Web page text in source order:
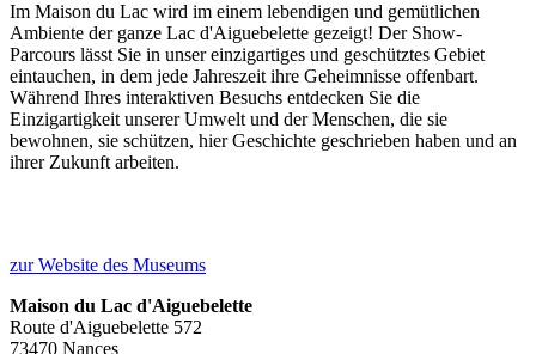
Im Maison du Lac wird im einem lebendigen und gemütlichen
Ambiente der ganze Lac d'Aiguebelette gezeigt! Der Show-
Parcours lässt Sie in unser einzigartiges und geschütztes Gebiet
eintauchen, in dem jede Jahreszeit ihre Geheimnisse offenbart.
Während Ihres interaktiven Besuchs entdecken Sie die
Einzigartigkeit unserer Umwelt und der Menschen, die sie
bewohnen, sie schützen, hier Geschichte geschrieben haben und an
ihrer Zukunft arbeiten.
zur Website des Museums
Maison du Lac d'Aiguebelette
Route d'Aiguebelette 572
73470 Nances